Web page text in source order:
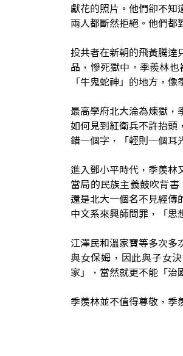
獻花的照片。他們卻不知
兩人都斷然拒絕。他們都
投共者在新朝的飛黃騰達
品，慘死獄中。季羨林
「牛鬼蛇神」的地方，
最高學府北大淪為煉獄，
如何見到紅衛兵不許抬頭
錯一個字，「輕則一個耳
進入鄧小平時代，季羨林
當局的民族主義鼓吹背
還是北大一個名不見經傳
中文系來興師問罪，「思
江澤民和溫家寶等多次多
與女保姆，因此與子女
家」，當然就更不能「治
季羨林並不值得尊敬，季